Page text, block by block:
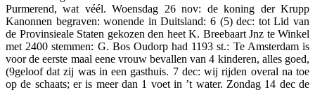
Purmerend, wat véél. Woensdag 26 nov: de koning der Krupp
Kanonnen begraven: wonende in Duitsland: 6 (5) dec: tot Lid van
de Provinsieale Staten gekozen den heet K. Breebaart Jnz te Winkel
met 2400 stemmen: G. Bos Oudorp had 1193 st.: Te Amsterdam is
voor de eerste maal eene vrouw bevallen van 4 kinderen, alles goed,
(9geloof dat zij was in een gasthuis. 7 dec: wij rijden overal na toe
op de schaats; er is meer dan 1 voet in ’t water. Zondag 14 dec de